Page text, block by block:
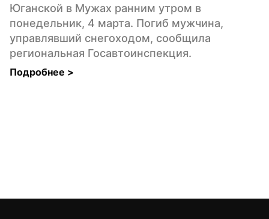
Юганской в Мужах ранним утром в
понедельник, 4 марта. Погиб мужчина,
управлявший снегоходом, сообщила
региональная Госавтоинспекция.
Подробнее >